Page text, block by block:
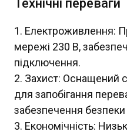
Технічні переваги
Електроживлення:
мережі 230 В,
підключення.
Захист: Оснащений
для запобігання
забезпечення безпеки
Економічність: